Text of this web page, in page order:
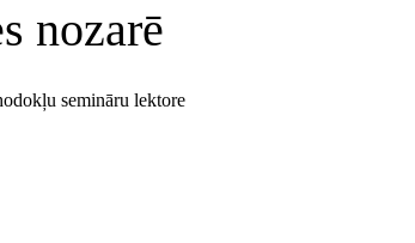
nozarē
semināru lektore